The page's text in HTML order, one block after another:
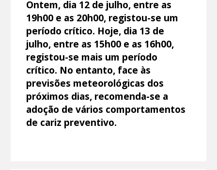
Ontem, dia 12 de julho, entre as
19h00 e as 20h00, registou-se um
período crítico. Hoje, dia 13 de
julho, entre as 15h00 e as 16h00,
registou-se mais um período
crítico. No entanto, face às
previsões meteorológicas dos
próximos dias, recomenda-se a
adoção de vários comportamentos
de cariz preventivo.